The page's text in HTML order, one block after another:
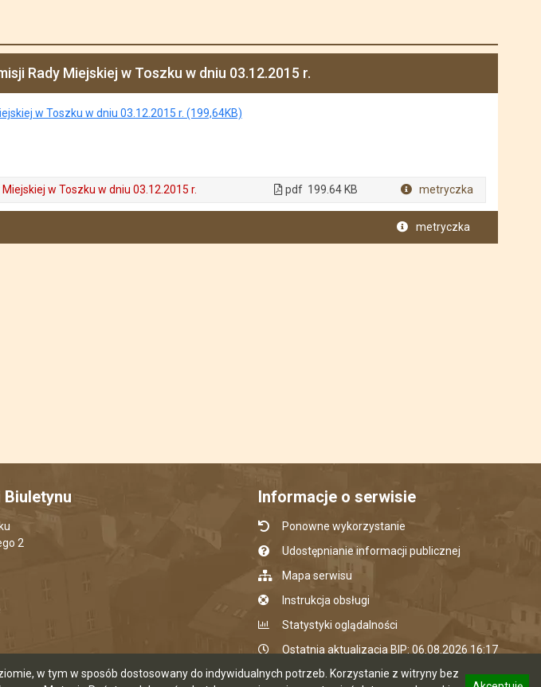
w tym w sposób dostosowany do indywidualnych potrzeb. Korzystanie z witryny bez
Rady Miejskiej w Toszku w dniu 03.12.2015 r.
w Toszku w dniu 03.12.2015 r. (199,64KB)
w Toszku w dniu 03.12.2015 r. pdf 199.64 KB metryczka
metryczka
2
Informacje o serwisie
Ponowne wykorzystanie
Udostępnianie informacji publicznej
Mapa serwisu
Instrukcja obsługi
Statystyki oglądalności
Ostatnia aktualizacja BIP: 06.08.2026 16:17